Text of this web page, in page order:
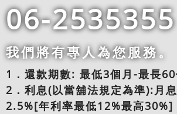
06-2535355
我們將有專人為您服務。
1．還款期數: 最低3個月-最長60
2．利息(以當舖法規定為準):月
2.5%[年利率最低12%最高30%]